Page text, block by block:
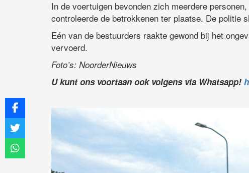
In de voertuigen bevonden zich meerdere
controleerde de betrokkenen ter plaatse. De politie
Eén van de bestuurders raakte gewond bij het
vervoerd.
Foto’s: NoorderNieuws
U kunt ons voortaan ook volgens via Whatsapp!